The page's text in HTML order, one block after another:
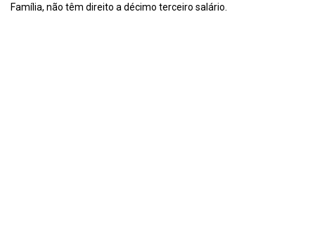
Família, não têm direito a décimo terceiro salário.